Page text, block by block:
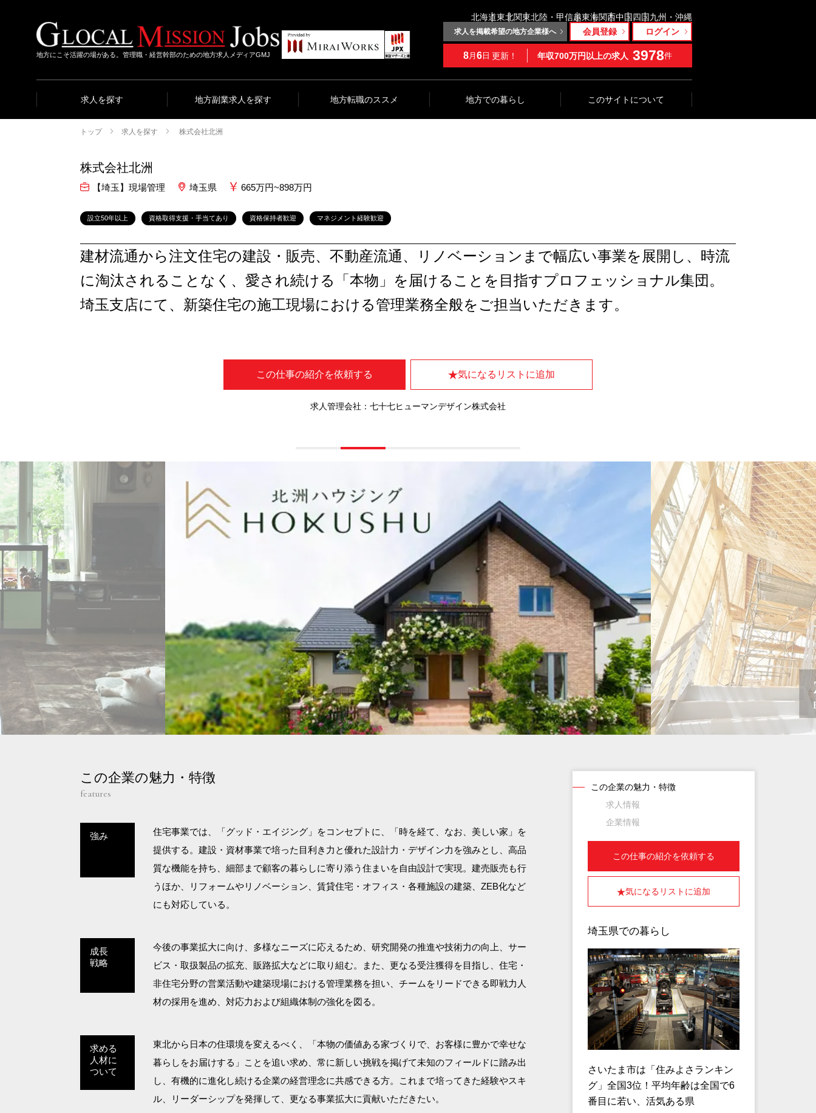
地方にこそ活躍の場がある。管理職・経営幹部のための地方求人メディアGMJ
北海道東北関東北陸・甲信越東海関西中国四国九州・沖縄
求人を掲載希望の地方企業様へ 会員登録 ログイン
8月 6日 更新！ 年収700万円以上の求人 3978件
求人を探す 地方副業求人を探す 地方転職のススメ 地方での暮らし このサイトについて
トップ 求人を探す 株式会社北洲
株式会社北洲
【埼玉】現場管理 埼玉県 665万円~898万円
設立50年以上 資格取得支援・手当てあり 資格保持者歓迎 マネジメント経験歓迎
建材流通から注文住宅の建設・販売、不動産流通、リノベーションまで幅広い事業を展開し、時流
に淘汰されることなく、愛され続ける「本物」を届けることを目指すプロフェッショナル集団。
埼玉支店にて、新築住宅の施工現場における管理業務全般をご担当いただきます。
この仕事の紹介を依頼する 気になるリストに追加
求人管理会社：七十七ヒューマンデザイン株式会社
この企業の魅力・特徴
features
強み
住宅事業では、「グッド・エイジング」をコンセプトに、「時を経て、なお、美しい家」を
提供する。建設・資材事業で培った目利き力と優れた設計力・デザイン力を強みとし、高品
質な機能を持ち、細部まで顧客の暮らしに寄り添う住まいを自由設計で実現。建売販売も行
うほか、リフォームやリノベーション、賃貸住宅・オフィス・各種施設の建築、ZEB化など
にも対応している。
成長
戦略
今後の事業拡大に向け、多様なニーズに応えるため、研究開発の推進や技術力の向上、サー
ビス・取扱製品の拡充、販路拡大などに取り組む。また、更なる受注獲得を目指し、住宅・
非住宅分野の営業活動や建築現場における管理業務を担い、チームをリードできる即戦力人
材の採用を進め、対応力および組織体制の強化を図る。
求める
人材に
ついて
東北から日本の住環境を変えるべく、「本物の価値ある家づくりで、お客様に豊かで幸せな
暮らしをお届けする」ことを追い求め、常に新しい挑戦を掲げて未知のフィールドに踏み出
し、有機的に進化し続ける企業の経営理念に共感できる方。これまで培ってきた経験やスキ
ル、リーダーシップを発揮して、更なる事業拡大に貢献いただきたい。
この企業の魅力・特徴
求人情報
企業情報
この仕事の紹介を依頼する
気になるリストに追加
埼玉県での暮らし
さいたま市は「住みよさランキン
グ」全国3位！平均年齢は全国で6
番目に若い、活気ある県